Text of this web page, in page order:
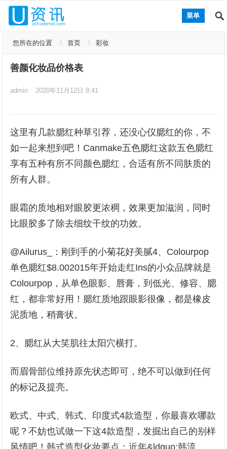
菜单
您所在的位置 首页 彩妆
善颜化妆品价格表
admin 2020年11月12日 8:41
这里有几款腮红种草引荐，还没心仪腮红的你，不
如一起来想到吧！Canmake五色腮红这款五色腮红
享有五种有所不同颜色腮红，合适有所不同肤质的
所有人群。
眼霜的质地相对眼胶更浓稠，效果更加滋润，同时
比眼胶多了除去细纹干纹的功效。
@Ailurus_：刚到手的小菊花好美腻4、Colourpop
单色腮红$8.002015年开始走红Ins的小众品牌就是
Colourpop，从单色眼影、唇膏，到低光、修容、腮
红，都非常好用！腮红质地跟眼影很像，都是橡皮
泥质地，稍膏状。
2、腮红从大笑肌往太阳穴横打。
而眉骨部位维持原先状态即可，绝不可以做到任何
的标记及提亮。
欧式、中式、韩式、印度式4款造型，你最喜欢哪款
呢？不妨也试做一下这4款造型，发掘出自己的别样
风情吧！韩式造型化妆要点：近年&ldquo;韩流